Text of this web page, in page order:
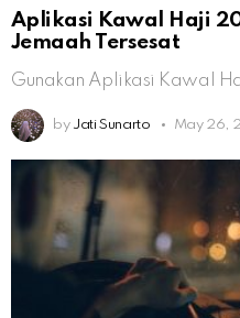
Aplikasi Kawal Haji
Jemaah Tersesat
Gunakan Aplikasi Kawal
by Jati Sunarto May 26,